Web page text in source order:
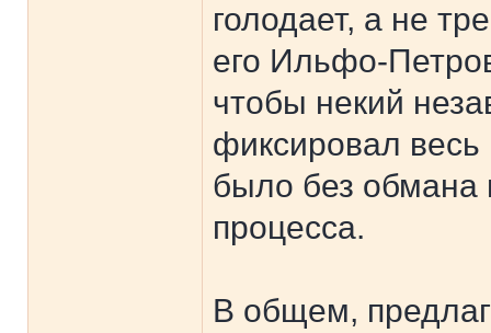
голодает, а не
его Ильфо-
чтобы некий
фиксировал весь
было без обмана
процесса.
В общем,